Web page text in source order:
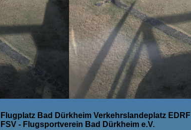
Flugplatz Bad Dürkheim Verkehrslandeplatz EDRF
FSV - Flugsportverein Bad Dürkheim e.V.